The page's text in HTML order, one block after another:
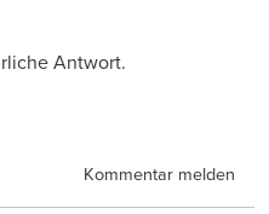
Antwort.
Kommentar melden